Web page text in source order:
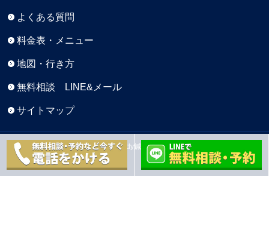
よくある質問
料金表・メニュー
地図・行き方
無料相談 LINE&メール
サイトマップ
Copyright © 元町BaseBody鍼灸院 All Rights Reserved.